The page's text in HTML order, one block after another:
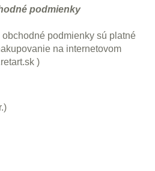
podmienky
obchodné podmienky sú platné
na internetovom
)